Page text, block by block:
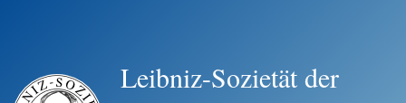
Leibniz-Sozietät der